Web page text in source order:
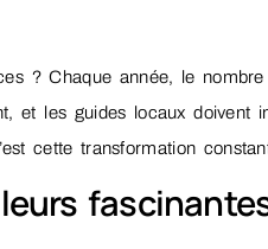
? Chaque année, le
et les guides locaux doivent
cette transformation